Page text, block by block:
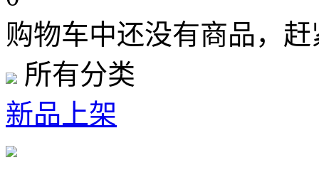
购物车中还没有商品，
所有分类
新品上架